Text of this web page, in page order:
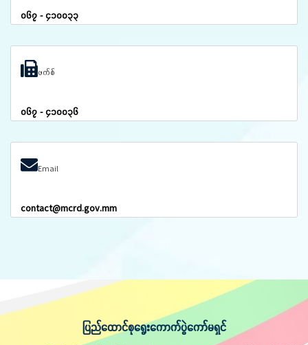
၀၆၇ - ၄၁၀၀၃၃
ဖက်စ်
၀၆၇ - ၄၁၀၀၃၆
Email
contact@mcrd.gov.mm
ပြည်ထောင်စုရွေးကောက်ပွဲကော်မရှင်